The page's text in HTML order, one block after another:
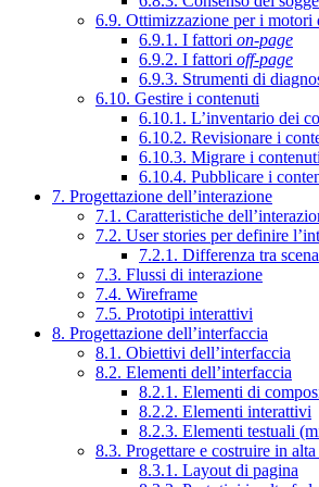
6.9. Ottimizzazione per i motori
6.9.1. I fattori on-page
6.9.2. I fattori off-page
6.9.3. Strumenti di
6.10. Gestire i contenuti
6.10.1. L’inventario dei
6.10.2. Revisionare i
6.10.3. Migrare i contenuti
6.10.4. Pubblicare i
7. Progettazione dell’interazione
7.1. Caratteristiche
7.2. User stories per definire
7.2.1. Differenza tra
7.3. Flussi di interazione
7.4. Wireframe
7.5. Prototipi interattivi
8. Progettazione dell’interfaccia
8.1. Obiettivi dell’interfaccia
8.2. Elementi dell’interfaccia
8.2.1. Elementi di
8.2.2. Elementi interattivi
8.2.3. Elementi testuali
8.3. Progettare e costruire in alta
8.3.1. Layout di pagina